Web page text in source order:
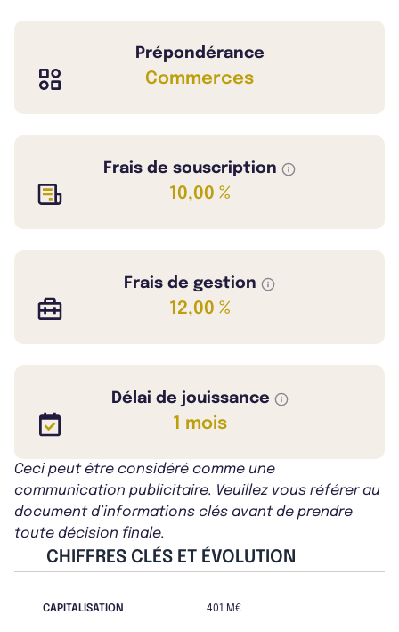
Prépondérance
Commerces
Frais de souscription
10,00 %
Frais de gestion
12,00 %
Délai de jouissance
1 mois
Ceci peut être considéré comme une
communication publicitaire. Veuillez vous référer au
document d’informations clés avant de prendre
toute décision finale.
CHIFFRES CLÉS ET ÉVOLUTION
CAPITALISATION 401 M€